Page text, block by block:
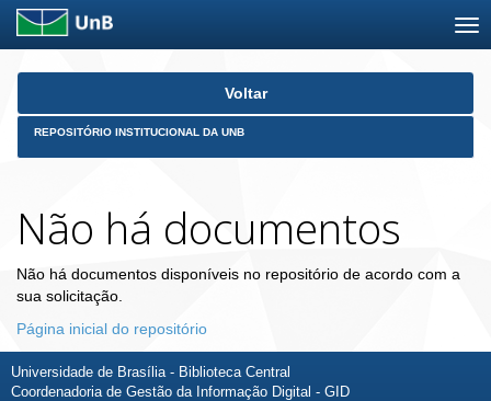
Skip
Voltar
REPOSITÓRIO INSTITUCIONAL DA UNB
Não há documentos
Não há documentos disponíveis no repositório de acordo com a
sua solicitação.
Página inicial do repositório
Universidade de Brasília - Biblioteca Central
Coordenadoria de Gestão da Informação Digital - GID